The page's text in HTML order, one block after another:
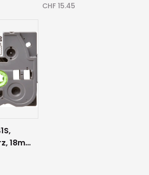
CHF 15.45
18mm,